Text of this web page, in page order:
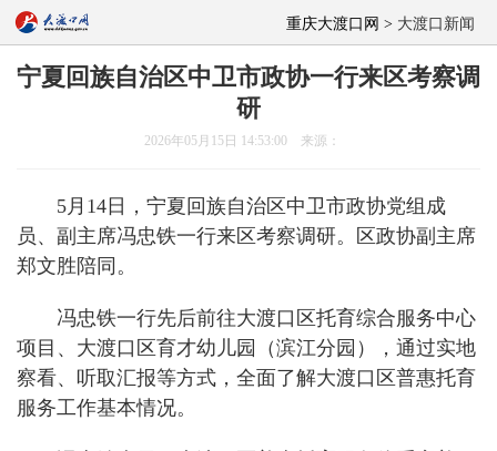
重庆大渡口网 > 大渡口新闻
宁夏回族自治区中卫市政协一行来区考察调
研
2026年05月15日 14:53:00 来源：
5月14日，宁夏回族自治区中卫市政协党组成
员、副主席冯忠铁一行来区考察调研。区政协副主席
郑文胜陪同。
冯忠铁一行先后前往大渡口区托育综合服务中心
项目、大渡口区育才幼儿园（滨江分园），通过实地
察看、听取汇报等方式，全面了解大渡口区普惠托育
服务工作基本情况。